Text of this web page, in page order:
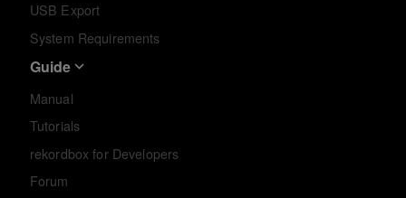
USB Export
System Requirements
Guide
Manual
Tutorials
rekordbox for Developers
Forum